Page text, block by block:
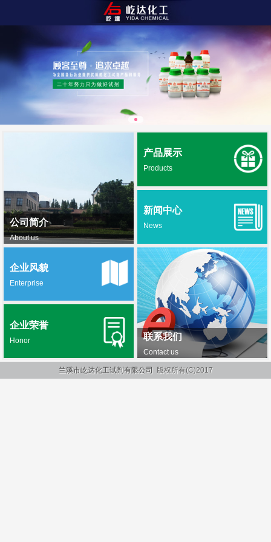
公司简介
About us
产品展示
Products
新闻中心
News
联系我们
Contact us
企业风貌
Enterprise
企业荣誉
Honor
兰溪市屹达化工试剂有限公司 版权所有(C)2017